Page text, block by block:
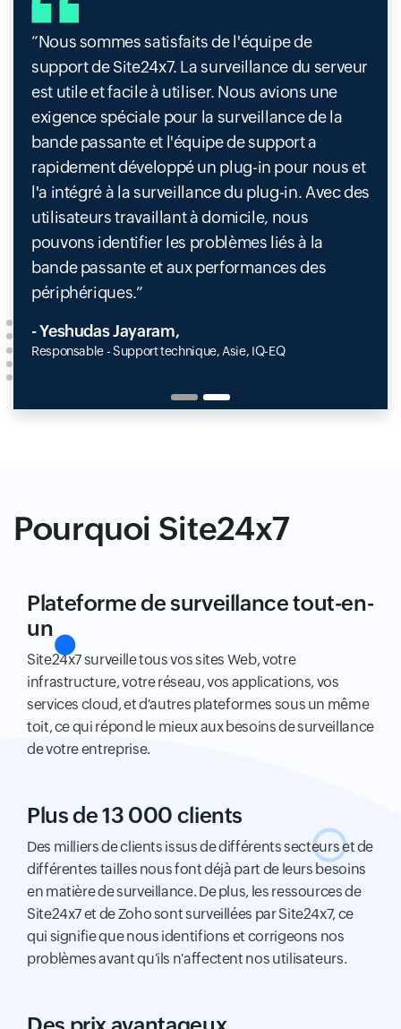
Nous sommes satisfaits de l'équipe de
support de Site24x7. La surveillance du serveur
est utile et facile à utiliser. Nous avions une
exigence spéciale pour la surveillance de la
bande passante et l'équipe de support a
rapidement développé un plug-in pour nous et
l'a intégré à la surveillance du plug-in. Avec des
utilisateurs travaillant à domicile, nous
pouvons identifier les problèmes liés à la
bande passante et aux performances des
périphériques.
- Yeshudas Jayaram,
Responsable - Support technique, Asie, IQ-EQ
Pourquoi Site24x7
Plateforme de surveillance tout-en-
un
Site24x7 surveille tous vos sites Web, votre
infrastructure, votre réseau, vos applications, vos
services cloud, et d'autres plateformes sous un même
toit, ce qui répond le mieux aux besoins de surveillance
de votre entreprise.
Plus de 13 000 clients
Des milliers de clients issus de différents secteurs et de
différentes tailles nous font déjà part de leurs besoins
en matière de surveillance. De plus, les ressources de
Site24x7 et de Zoho sont surveillées par Site24x7, ce
qui signifie que nous identifions et corrigeons nos
problèmes avant qu'ils n'affectent nos utilisateurs.